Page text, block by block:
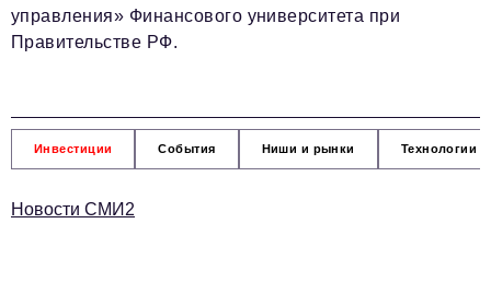
управления» Финансового университета при
Правительстве РФ.
Инвестиции События Ниши и рынки Технологии
Новости СМИ2